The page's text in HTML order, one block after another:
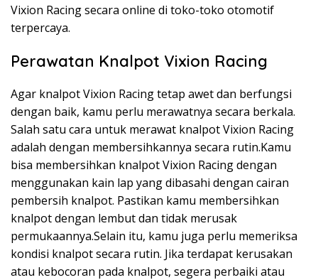
Vixion Racing secara online di toko-toko otomotif
terpercaya.
Perawatan Knalpot Vixion Racing
Agar knalpot Vixion Racing tetap awet dan berfungsi
dengan baik, kamu perlu merawatnya secara berkala.
Salah satu cara untuk merawat knalpot Vixion Racing
adalah dengan membersihkannya secara rutin.Kamu
bisa membersihkan knalpot Vixion Racing dengan
menggunakan kain lap yang dibasahi dengan cairan
pembersih knalpot. Pastikan kamu membersihkan
knalpot dengan lembut dan tidak merusak
permukaannya.Selain itu, kamu juga perlu memeriksa
kondisi knalpot secara rutin. Jika terdapat kerusakan
atau kebocoran pada knalpot, segera perbaiki atau